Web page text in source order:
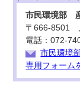
市民環境部
〒666-8501
電話：072-
市民環境
専用フォーム